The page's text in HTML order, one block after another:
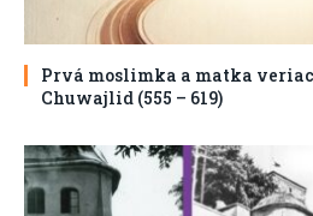
Prvá moslimka a matka
Chuwajlid (555 – 619)